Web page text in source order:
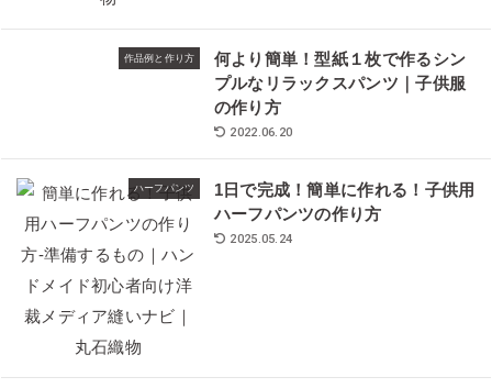
作品例と作り方
何より簡単！型紙１枚で作るシン
プルなリラックスパンツ｜子供服
の作り方
2022.06.20
ハーフパンツ
1日で完成！簡単に作れる！子供用
ハーフパンツの作り方
2025.05.24